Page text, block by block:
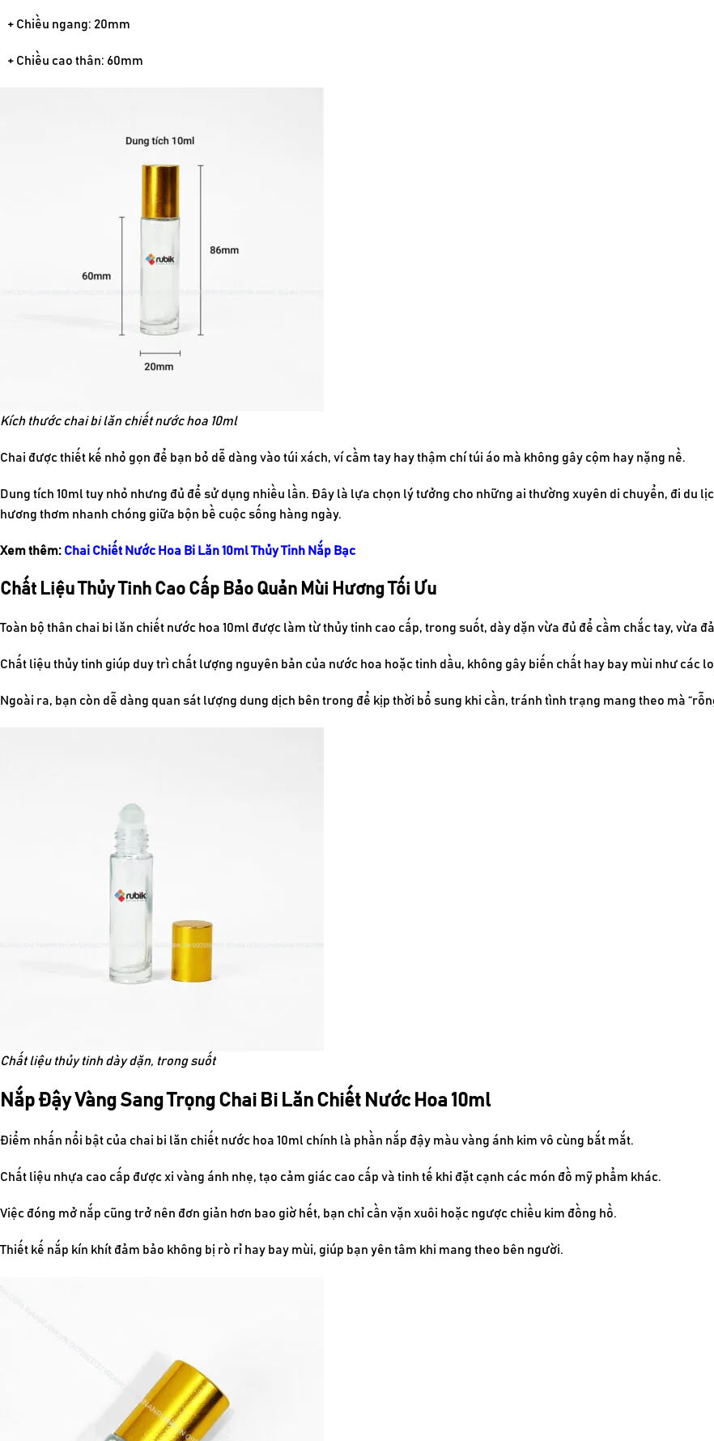
+ Chiều ngang: 20mm
+ Chiều cao thân: 60mm
Kích thước chai bi lăn chiết nước hoa 10ml
Chai được thiết kế nhỏ gọn để bạn bỏ dễ dàng vào túi xách, ví cầm tay hay thậm chí túi áo mà không gây cộm hay nặng nề.
Dung tích 10ml tuy nhỏ nhưng đủ để sử dụng nhiều lần. Đây là lựa chọn lý tưởng cho những ai thường xuyên di chuyển, đi du
hương thơm nhanh chóng giữa bộn bề cuộc sống hàng ngày.
Xem thêm: Chai Chiết Nước Hoa Bi Lăn 10ml Thủy Tinh Nắp Bạc
Chất Liệu Thủy Tinh Cao Cấp Bảo Quản Mùi Hương Tối Ưu
Toàn bộ thân chai bi lăn chiết nước hoa 10ml được làm từ thủy tinh cao cấp, trong suốt, dày dặn vừa đủ để cầm chắc tay, vừa
Chất liệu thủy tinh giúp duy trì chất lượng nguyên bản của nước hoa hoặc tinh dầu, không gây biến chất hay bay mùi như các
Ngoài ra, bạn còn dễ dàng quan sát lượng dung dịch bên trong để kịp thời bổ sung khi cần, tránh tình trạng mang theo mà
Chất liệu thủy tinh dày dặn, trong suốt
Nắp Đậy Vàng Sang Trọng Chai Bi Lăn Chiết Nước Hoa 10ml
Điểm nhấn nổi bật của chai bi lăn chiết nước hoa 10ml chính là phần nắp đậy màu vàng ánh kim vô cùng bắt mắt.
Chất liệu nhựa cao cấp được xi vàng ánh nhẹ, tạo cảm giác cao cấp và tinh tế khi đặt cạnh các món đồ mỹ phẩm khác.
Việc đóng mở nắp cũng trở nên đơn giản hơn bao giờ hết, bạn chỉ cần vặn xuôi hoặc ngược chiều kim đồng hồ.
Thiết kế nắp kín khít đảm bảo không bị rò rỉ hay bay mùi, giúp bạn yên tâm khi mang theo bên người.